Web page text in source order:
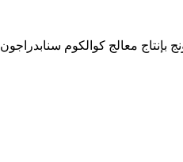
ومن المعلوم أن كوالكوم تعتمد على تقنيات